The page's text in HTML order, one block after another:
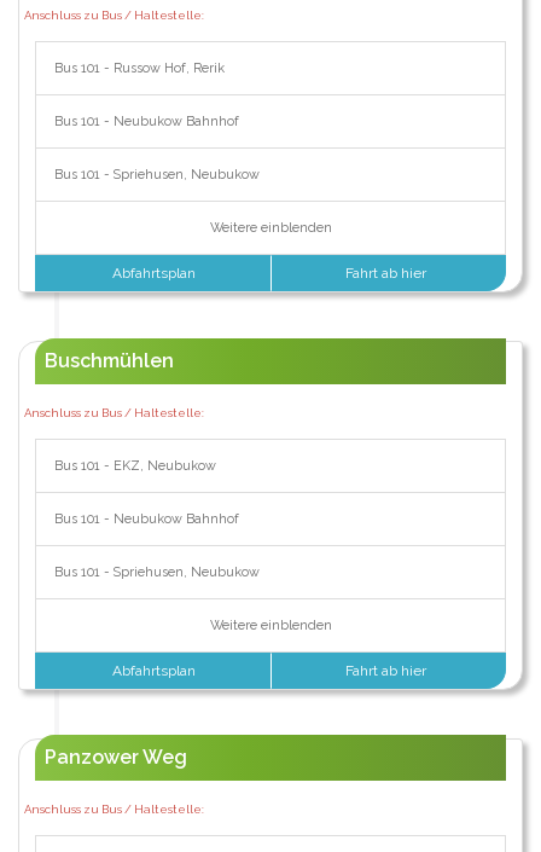
Anschluss zu Bus / Haltestelle:
Bus 101 - Russow Hof, Rerik
Bus 101 - Neubukow Bahnhof
Bus 101 - Spriehusen, Neubukow
Weitere einblenden
Abfahrtsplan Fahrt ab hier
Buschmühlen
Anschluss zu Bus / Haltestelle:
Bus 101 - EKZ, Neubukow
Bus 101 - Neubukow Bahnhof
Bus 101 - Spriehusen, Neubukow
Weitere einblenden
Abfahrtsplan Fahrt ab hier
Panzower Weg
Anschluss zu Bus / Haltestelle: